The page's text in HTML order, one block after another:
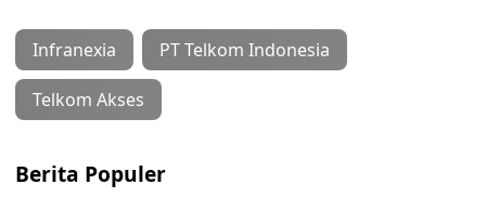
Infranexia PT Telkom Indonesia
Telkom Akses
Berita Populer